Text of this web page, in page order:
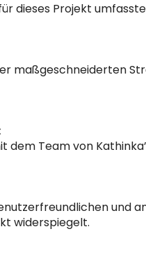
dieses Projekt
maßgeschneiderten
dem Team von
und
widerspiegelt.